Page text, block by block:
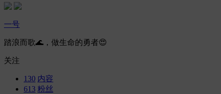
一号
踏浪而歌🌊，做生命的勇者😍
关注
130 内容
613 粉丝